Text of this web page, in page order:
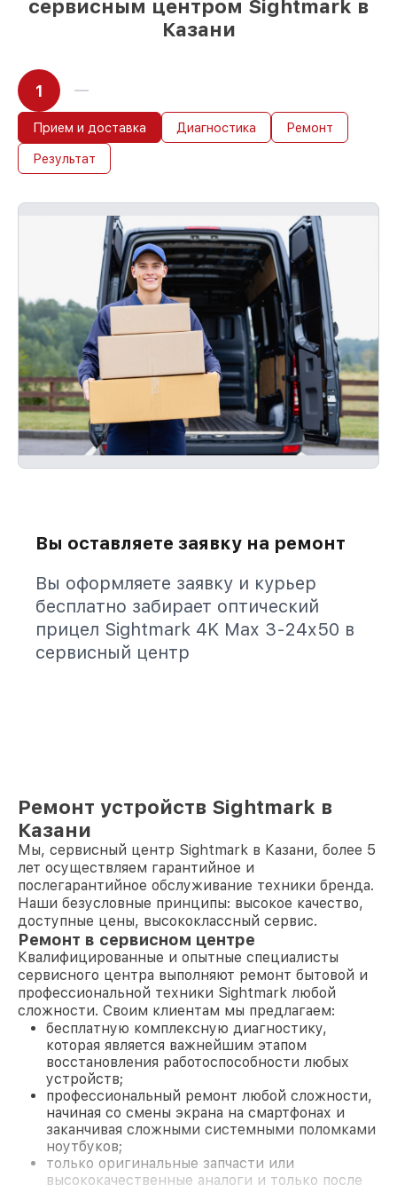
сервисным центром Sightmark в
Казани
1
Прием и доставка Диагностика Ремонт
Результат
Вы оставляете заявку на ремонт
Вы оформляете заявку и курьер
бесплатно забирает оптический
прицел Sightmark 4K Max 3-24x50 в
сервисный центр
Ремонт устройств Sightmark в
Казани
Мы, сервисный центр Sightmark в Казани, более 5
лет осуществляем гарантийное и
послегарантийное обслуживание техники бренда.
Наши безусловные принципы: высокое качество,
доступные цены, высококлассный сервис.
Ремонт в сервисном центре
Квалифицированные и опытные специалисты
сервисного центра выполняют ремонт бытовой и
профессиональной техники Sightmark любой
сложности. Своим клиентам мы предлагаем:
бесплатную комплексную диагностику,
которая является важнейшим этапом
восстановления работоспособности любых
устройств;
профессиональный ремонт любой сложности,
начиная со смены экрана на смартфонах и
заканчивая сложными системными поломками
ноутбуков;
только оригинальные запчасти или
высококачественные аналоги и только после